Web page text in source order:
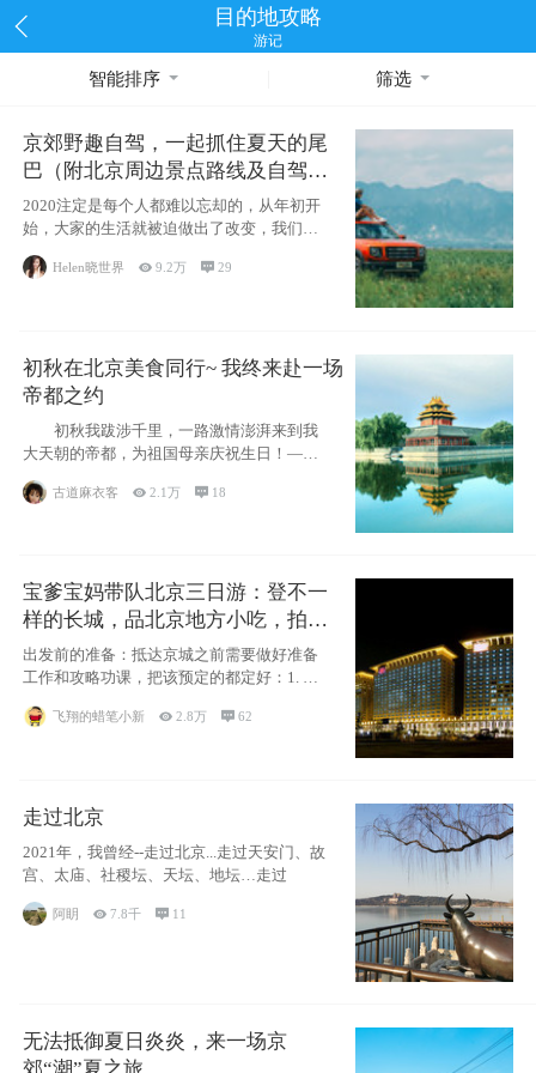
目的地攻略
游记
智能排序 筛选
京郊野趣自驾，一起抓住夏天的尾
巴（附北京周边景点路线及自驾攻
略）
2020注定是每个人都难以忘却的，从年初开
始，大家的生活就被迫做出了改变，我们也
不例外。本来双双辞职是为
Helen晓世界 9.2万 29
初秋在北京美食同行~ 我终来赴一场
帝都之约
初秋我跋涉千里，一路激情澎湃来到我
大天朝的帝都，为祖国母亲庆祝生日！——
古道麻衣客 2.1万  18
宝爹宝妈带队北京三日游：登不一
样的长城，品北京地方小吃，拍盘
古七星夜景！
出发前的准备：抵达京城之前需要做好准备
工作和攻略功课，把该预定的都定好：1. 酒
飞翔的蜡笔小新 2.8万 62
走过北京
2021年，我曾经--走过北京...走过天安门、故
宫、太庙、社稷坛、天坛、地坛…走过
阿眀 7.8千  11
无法抵御夏日炎炎，来一场京